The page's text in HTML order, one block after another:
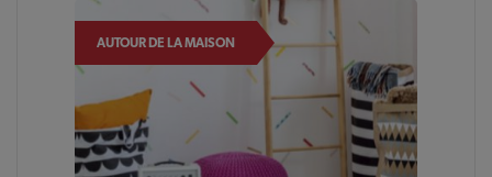
AUTOUR DE LA MAISON